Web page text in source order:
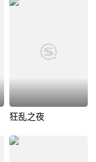
狂乱之夜